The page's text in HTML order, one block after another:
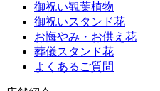
御祝い観葉植物
御祝いスタンド花
お悔やみ・お供え花
葬儀スタンド花
よくあるご質問